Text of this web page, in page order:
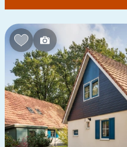
Zum Wasser (max. km) :
1 2 5
Zu öffentlichen
0,2 0,5 1